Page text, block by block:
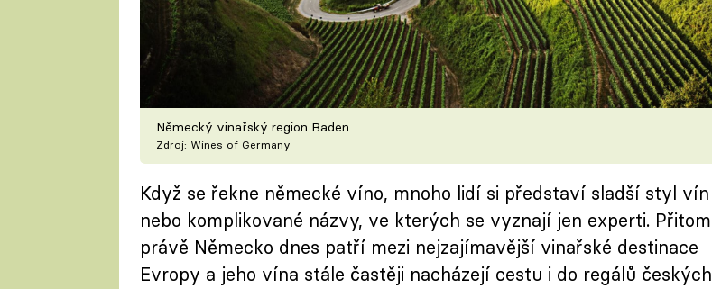
Německý vinařský region Baden
Zdroj: Wines of Germany
Když se řekne německé víno, mnoho lidí si představí sladší styl vín
nebo komplikované názvy, ve kterých se vyznají jen experti. Přitom
právě Německo dnes patří mezi nejzajímavější vinařské destinace
Evropy a jeho vína stále častěji nacházejí cestu i do regálů českých